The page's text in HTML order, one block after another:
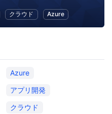
クラウド Azure
Azure
アプリ開発
クラウド